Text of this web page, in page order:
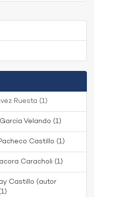
Ruesta (1)
Velando (1)
Castillo (1)
Caracholi (1)
Castillo (autor